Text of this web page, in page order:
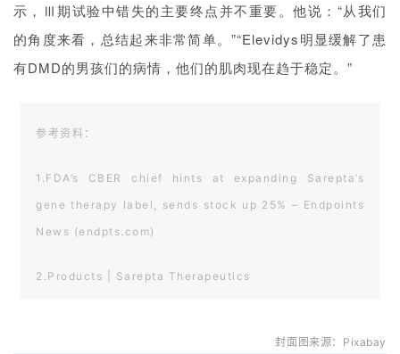
示，Ⅲ期试验中错失的主要终点并不重要。他说：“从我们
的角度来看，总结起来非常简单。”“Elevidys明显缓解了患
有DMD的男孩们的病情，他们的肌肉现在趋于稳定。”
参考资料：
1.FDA’s CBER chief hints at expanding Sarepta’s
gene therapy label, sends stock up 25% – Endpoints
News (endpts.com)
2.Products | Sarepta Therapeutics
封面图来源：Pixabay